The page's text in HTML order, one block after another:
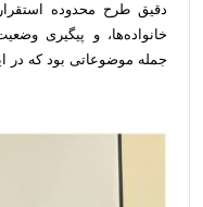
دقیق طرح محدوده
خانواده‌ها، و پیگیری
جمله موضوعاتی بود که در